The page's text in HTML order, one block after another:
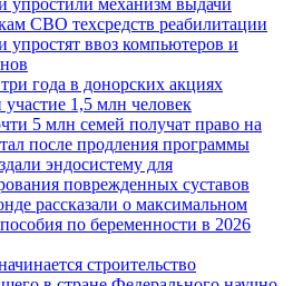
упростили механизм выдачи
СВО техсредств реабилитации
упростят ввоз компьютеров и
года в донорских акциях
1,5 млн человек
5 млн семей получат право на
после продления программы
эндосистему для
поврежденных суставов
рассказали о максимальном
по беременности в 2026
строительство